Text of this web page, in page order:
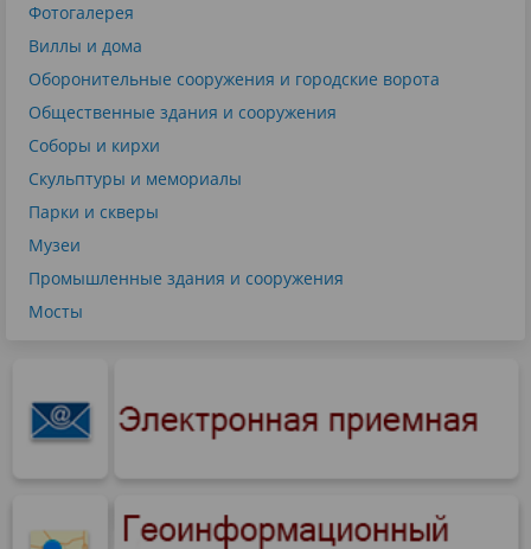
Фотогалерея
Виллы и дома
Оборонительные сооружения и городские ворота
Общественные здания и сооружения
Соборы и кирхи
Скульптуры и мемориалы
Парки и скверы
Музеи
Промышленные здания и сооружения
Мосты